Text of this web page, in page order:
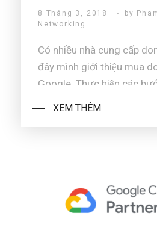
8 Tháng 3, 2018 by
Networking
Có nhiều nhà cung cấp
đây mình giới thiệu mua
Google. Thực hiện các bước
1: Bạn vào url: https://
XEM THÊM